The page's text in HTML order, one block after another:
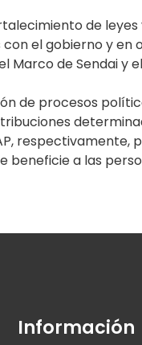
de
el gobierno y
Marco de Sendai y
de procesos
respectivamente,
beneficie a las
Información